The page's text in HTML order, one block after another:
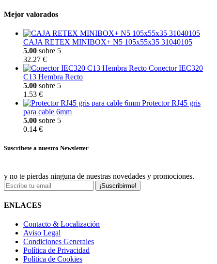
Mejor valorados
CAJA RETEX MINIBOX+ N5 105x55x35 31040105
5.00 sobre 5
32.27 €
Conector IEC320
C13 Hembra Recto
5.00 sobre 5
1.53 €
Protector RJ45 gris
para cable 6mm
5.00 sobre 5
0.14 €
Suscríbete a nuestro Newsletter
y no te pierdas ninguna de nuestras novedades y promociones.
¡Suscribirme!
ENLACES
Contacto & Localización
Aviso Legal
Condiciones Generales
Política de Privacidad
Política de Cookies